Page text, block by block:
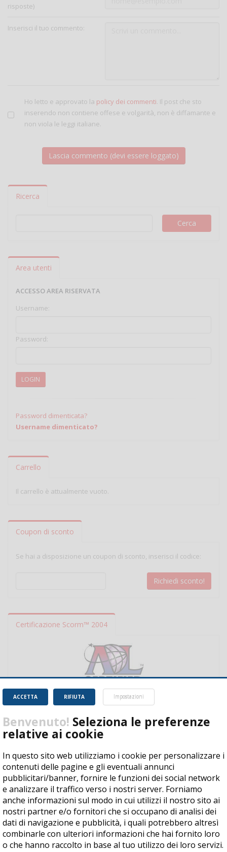
risposte)
Inserisci il tuo commento:
Ho letto e approvato la policy dei commenti. Il post che sto
inserendo non contiene offese e volgarità, non è diffamante e
non viola le leggi italiane.
Ricerca
Area utenti
ACCESSO AREA RISERVATA
Username:
Password:
LOGIN
Password dimenticata?
Username dimenticato?
Carrello
Il carrello è attualmente vuoto.
Coupon di sconto
Se hai a disposizione un coupon di sconto, inserisci il codice:
Certificazione Scorm™ 2004
RIFIUTA
ACCETTA Impostazioni
Benvenuto! Seleziona le preferenze
relative ai cookie
In questo sito web utilizziamo i cookie per personalizzare i
contenuti delle pagine e gli eventuali annunci
pubblicitari/banner, fornire le funzioni dei social network
e analizzare il traffico verso i nostri server. Forniamo
anche informazioni sul modo in cui utilizzi il nostro sito ai
nostri partner e/o fornitori che si occupano di analisi dei
dati di navigazione e pubblicità, i quali potrebbero altresì
combinarle con ulteriori informazioni che hai fornito loro
o che hanno raccolto in base al tuo utilizzo dei loro servizi.
Copyright © 2017 by CISI - All rights reserved
Condizioni di vendita | Privacy | Cookie Policy |Codice etico|
Dichiarazione di accessibilità
Consorzio CISI | Via della Volta, 183 - 25124 Brescia (BS), Italia |
C.F./P.IVA: 03520330170 | N°REA: BS-416188